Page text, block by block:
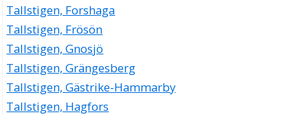
Tallstigen, Forshaga
Tallstigen, Frösön
Tallstigen, Gnosjö
Tallstigen, Grängesberg
Tallstigen, Gästrike-Hammarby
Tallstigen, Hagfors